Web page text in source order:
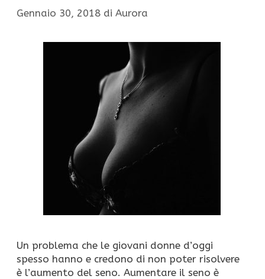
Gennaio 30, 2018 di Aurora
Un problema che le giovani donne d’oggi
spesso hanno e credono di non poter risolvere
è l’aumento del seno. Aumentare il seno è